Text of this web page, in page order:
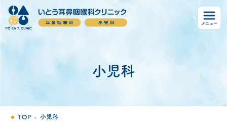
小児科
TOP -小児科